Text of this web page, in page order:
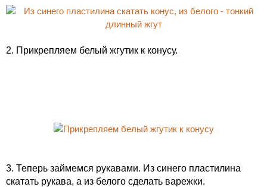
2. Прикрепляем белый жгутик к конусу.
3. Теперь займемся рукавами. Из синего пластилина
скатать рукава, а из белого сделать варежки.